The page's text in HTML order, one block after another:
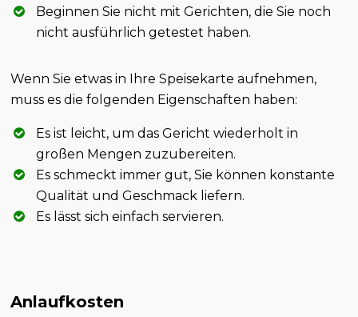
Beginnen Sie nicht mit Gerichten, die Sie noch
nicht ausführlich getestet haben.
Wenn Sie etwas in Ihre Speisekarte aufnehmen,
muss es die folgenden Eigenschaften haben:
Es ist leicht, um das Gericht wiederholt in
großen Mengen zuzubereiten.
Es schmeckt immer gut, Sie können konstante
Qualität und Geschmack liefern.
Es lässt sich einfach servieren.
Anlaufkosten